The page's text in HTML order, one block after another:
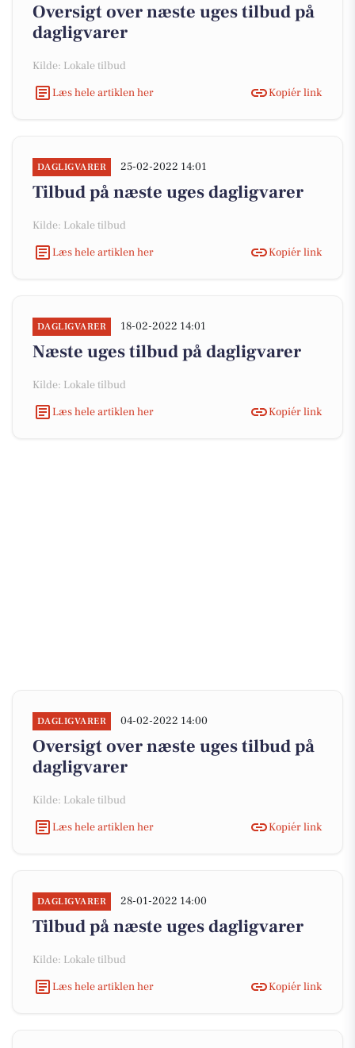
Oversigt over næste uges tilbud på
dagligvarer
Kilde: Lokale tilbud
Læs hele artiklen her
Kopiér link
DAGLIGVARER 25-02-2022 14:01
Tilbud på næste uges dagligvarer
Kilde: Lokale tilbud
Læs hele artiklen her
Kopiér link
DAGLIGVARER 18-02-2022 14:01
Næste uges tilbud på dagligvarer
Kilde: Lokale tilbud
Læs hele artiklen her
Kopiér link
DAGLIGVARER 04-02-2022 14:00
Oversigt over næste uges tilbud på
dagligvarer
Kilde: Lokale tilbud
Læs hele artiklen her
Kopiér link
DAGLIGVARER 28-01-2022 14:00
Tilbud på næste uges dagligvarer
Kilde: Lokale tilbud
Læs hele artiklen her
Kopiér link